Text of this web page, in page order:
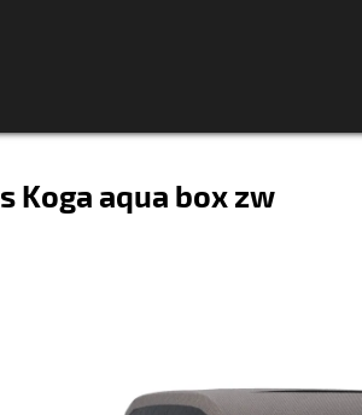
Koga aqua box zw